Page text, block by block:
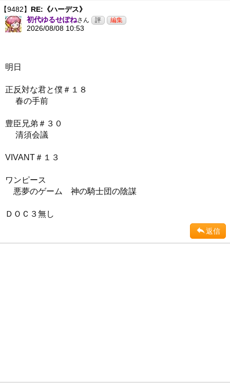
【9482】 RE:《ハーデス》
初代ゆるせぽねさん
2026/08/08 10:53
明日
正反対な君と僕＃１８
春の手前
豊臣兄弟＃３０
清須会議
VIVANT＃１３
ワンピース
悪夢のゲーム 神の騎士団の陰謀
ＤＯＣ３無し
返信